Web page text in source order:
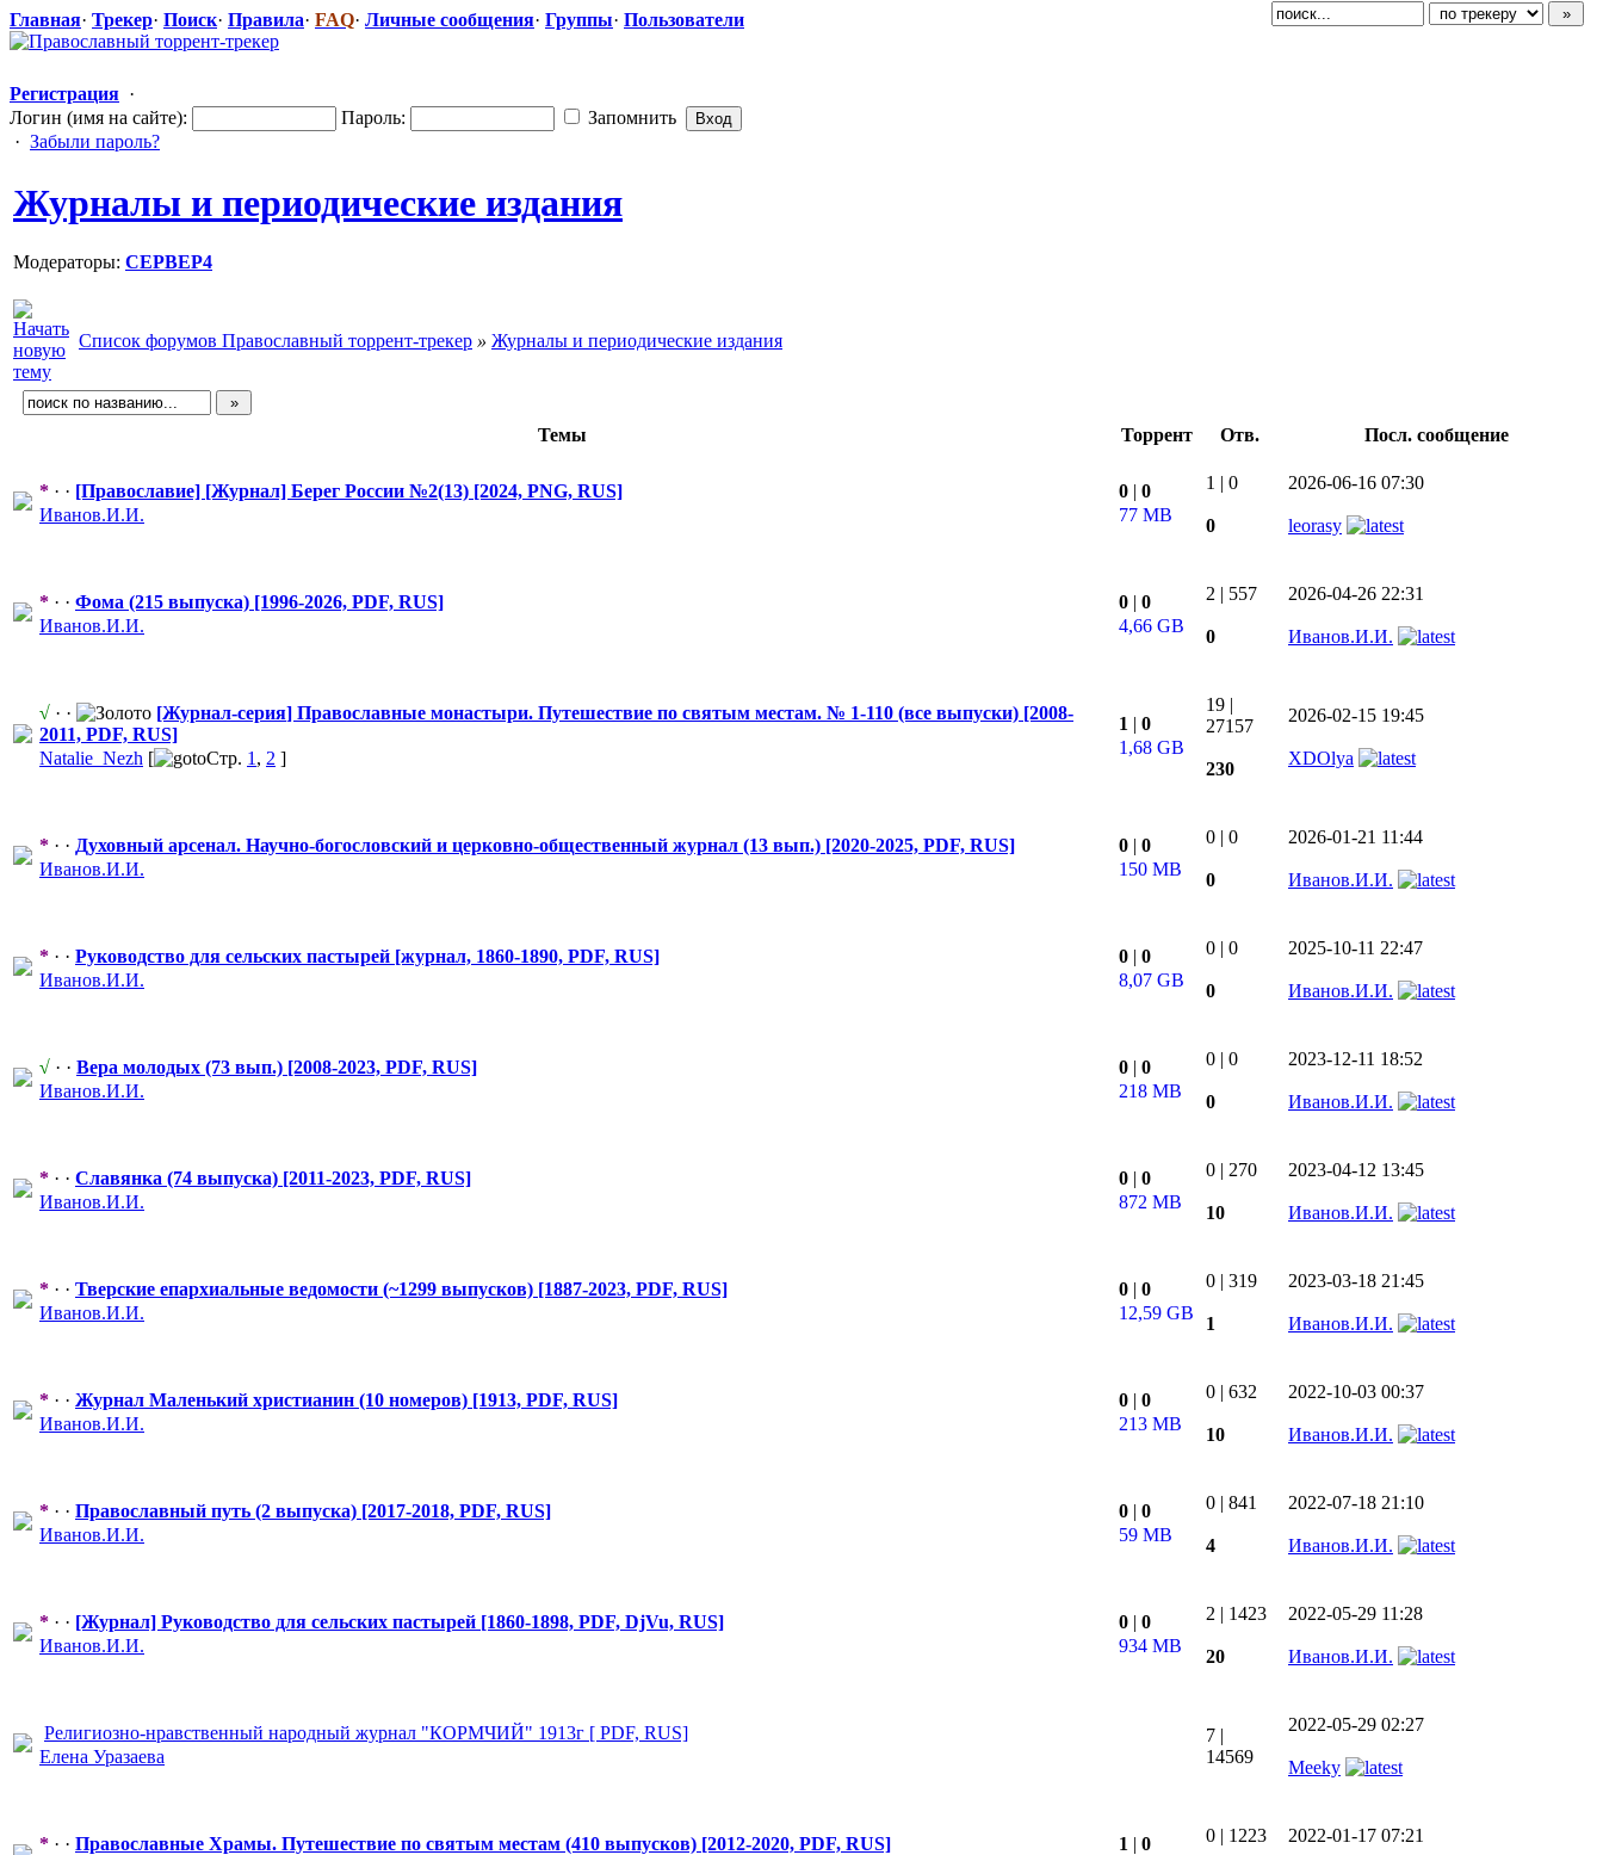
Главная· Трекер· Поиск· Правила· FAQ· Личные сообщения· Группы· Пользователи
Регистрация ·
Логин (имя на сайте):
Пароль:
Запомнить
· Забыли пароль?
Журналы и периодические издания
Модераторы: CEPBEP4
Список форумов Православный торрент-трекер » Журналы и периодические издания
Темы Торрент Отв. Посл. сообщение
* · · [Православие] [Журнал] Берег России №2(13) [2024, PNG, RUS]
Иванов.И.И.
0 | 0
77 MB
1 | 0
0
2026-06-16 07:30
leorasy
* · · Фома (215 выпуска) [1996-2026, PDF, RUS]
Иванов.И.И.
0 | 0
4,66 GB
2 | 557
0
2026-04-26 22:31
Иванов.И.И.
√ · · [Журнал-серия​] Православные ​ монастыри. Путешествие по святым местам. № 1-110 (все выпуски) [2008-
2011, PDF, RUS]
Natalie_Nezh [ Стр. 1 , 2 ]
1 | 0
1,68 GB
19 |
27157
230
2026-02-15 19:45
XDOlya
* · · Духовный арсенал. Научно-богос​ловский и церковно-общ​ественный журнал (13 вып.) [2020-2025, PDF, RUS]
Иванов.И.И.
0 | 0
150 MB
0 | 0
0
2026-01-21 11:44
Иванов.И.И.
* · · Руководство для сельских пастырей [журнал, 1860-1890, PDF, RUS]
Иванов.И.И.
0 | 0
8,07 GB
0 | 0
0
2025-10-11 22:47
Иванов.И.И.
√ · · Вера молодых (73 вып.) [2008-2023, PDF, RUS]
Иванов.И.И.
0 | 0
218 MB
0 | 0
0
2023-12-11 18:52
Иванов.И.И.
* · · Славянка (74 выпуска) [2011-2023, PDF, RUS]
Иванов.И.И.
0 | 0
872 MB
0 | 270
10
2023-04-12 13:45
Иванов.И.И.
* · · Тверские епархиальные ​ ведомости (~1299 выпусков) [1887-2023, PDF, RUS]
Иванов.И.И.
0 | 0
12,59 GB
0 | 319
1
2023-03-18 21:45
Иванов.И.И.
* · · Журнал Маленький христианин (10 номеров) [1913, PDF, RUS]
Иванов.И.И.
0 | 0
213 MB
0 | 632
10
2022-10-03 00:37
Иванов.И.И.
* · · Православный ​ путь (2 выпуска) [2017-2018, PDF, RUS]
Иванов.И.И.
0 | 0
59 MB
0 | 841
4
2022-07-18 21:10
Иванов.И.И.
* · · [Журнал] Руководство для сельских пастырей [1860-1898, PDF, DjVu, RUS]
Иванов.И.И.
0 | 0
934 MB
2 | 1423
20
2022-05-29 11:28
Иванов.И.И.
Религиозно-н​равственный народный журнал "КОРМЧИЙ​" 1913г [ PDF, RUS]
Елена Уразаева
7 |
14569
2022-05-29 02:27
Meeky
* · · Православные ​ Храмы. Путешествие по святым местам (410 выпусков) [2012-2020, PDF, RUS]
1 | 0
0 | 1223 2022-01-17 07:21